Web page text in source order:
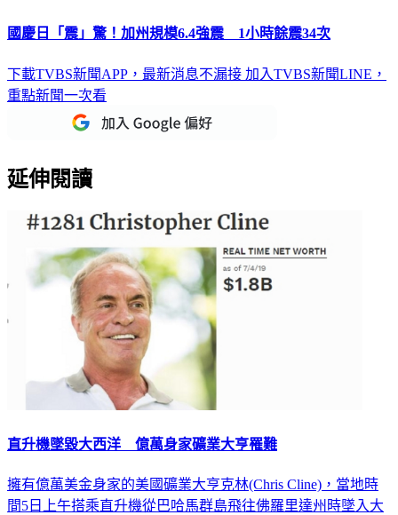
國慶日「震」驚！加州規模6.4強震 1小時餘震34次
下載TVBS新聞APP，最新消息不漏接 加入TVBS新聞LINE，
重點新聞一次看
延伸閱讀
直升機墜毀大西洋 億萬身家礦業大亨罹難
擁有億萬美金身家的美國礦業大亨克林(Chris Cline)，當地時
間5日上午搭乘直升機從巴哈馬群島飛往佛羅里達州時墜入大